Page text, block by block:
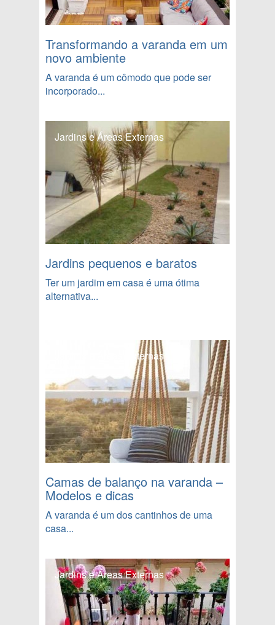
Transformando a varanda em um
novo ambiente
A varanda é um cômodo que pode ser
incorporado...
Jardins e Áreas Externas
Jardins pequenos e baratos
Ter um jardim em casa é uma ótima
alternativa...
Jardins e Áreas Externas
Camas de balanço na varanda –
Modelos e dicas
A varanda é um dos cantinhos de uma
casa...
Jardins e Áreas Externas